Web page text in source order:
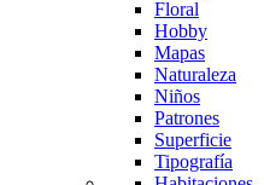
Floral
Hobby
Mapas
Naturaleza
Niños
Patrones
Superficie
Tipografía